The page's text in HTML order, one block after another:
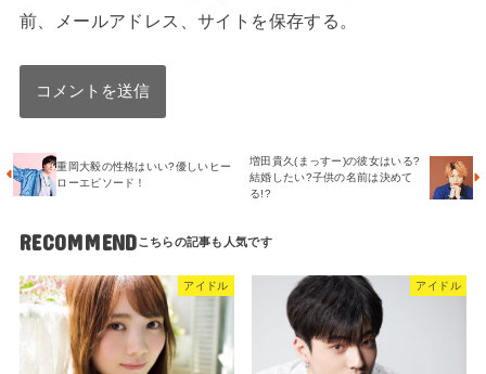
前、メールアドレス、サイトを保存する。
重岡大毅の性格はいい?優しいヒー
ローエピソード！
増田貴久(まっすー)の彼女はいる?
結婚したい?子供の名前は決めて
る!?
RECOMMEND
アイドル アイドル